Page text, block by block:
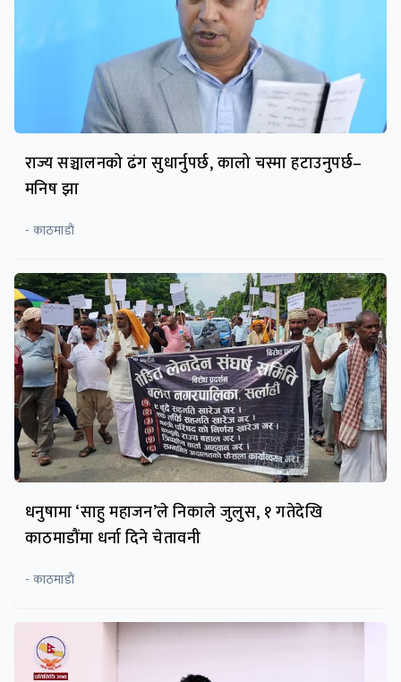
राज्य सञ्चालनको ढंग सुधार्नुपर्छ, कालो चस्मा हटाउनुपर्छ–
मनिष झा
- काठमाडाैं
धनुषामा ‘साहु महाजन’ले निकाले जुलुस, १ गतेदेखि
काठमाडौंमा धर्ना दिने चेतावनी
- काठमाडाैं